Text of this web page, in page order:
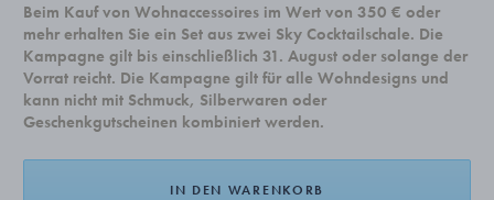
Beim Kauf von Wohnaccessoires im Wert von 350 € oder
mehr erhalten Sie ein Set aus zwei Sky Cocktailschale. Die
Kampagne gilt bis einschließlich 31. August oder solange der
Vorrat reicht. Die Kampagne gilt für alle Wohndesigns und
kann nicht mit Schmuck, Silberwaren oder
Geschenkgutscheinen kombiniert werden.
IN DEN WARENKORB